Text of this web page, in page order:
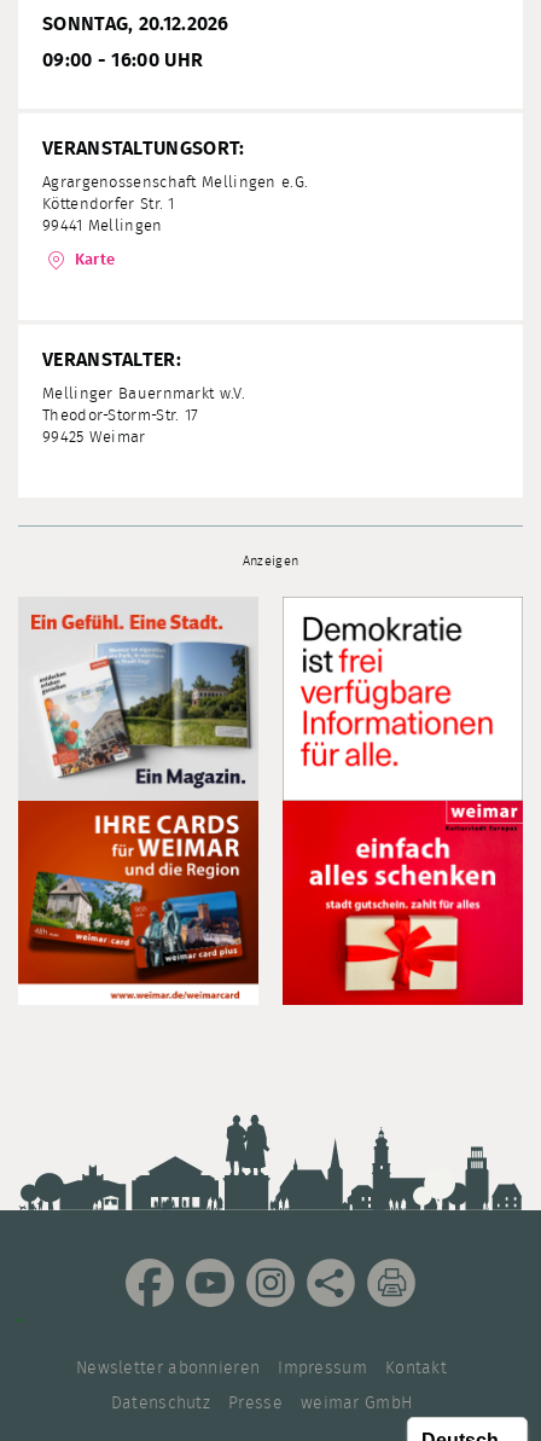
SONNTAG, 20.12.2026
09:00 - 16:00 UHR
VERANSTALTUNGSORT:
Agrargenossenschaft Mellingen e.G.
Köttendorfer Str. 1
99441 Mellingen
Karte
VERANSTALTER:
Mellinger Bauernmarkt w.V.
Theodor-Storm-Str. 17
99425 Weimar
Anzeigen
Newsletter abonnieren Impressum Kontakt
Datenschutz Presse weimar GmbH